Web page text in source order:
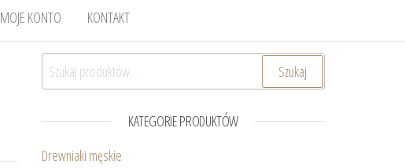
MOJE KONTO KONTAKT
Szukaj: Szukaj
KATEGORIE PRODUKTÓW
Drewniaki męskie